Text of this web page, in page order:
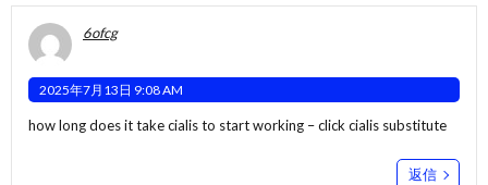
6ofcg
2025年7月13日 9:08 AM
how long does it take cialis to start working –click cialis substitute
返信